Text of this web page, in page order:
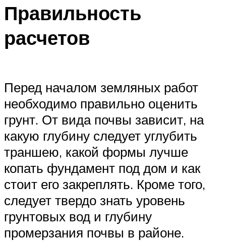
Правильность
расчетов
Перед началом земляных работ
необходимо правильно оценить
грунт. От вида почвы зависит, на
какую глубину следует углубить
траншею, какой формы лучше
копать фундамент под дом и как
стоит его закреплять. Кроме того,
следует твердо знать уровень
грунтовых вод и глубину
промерзания почвы в районе.